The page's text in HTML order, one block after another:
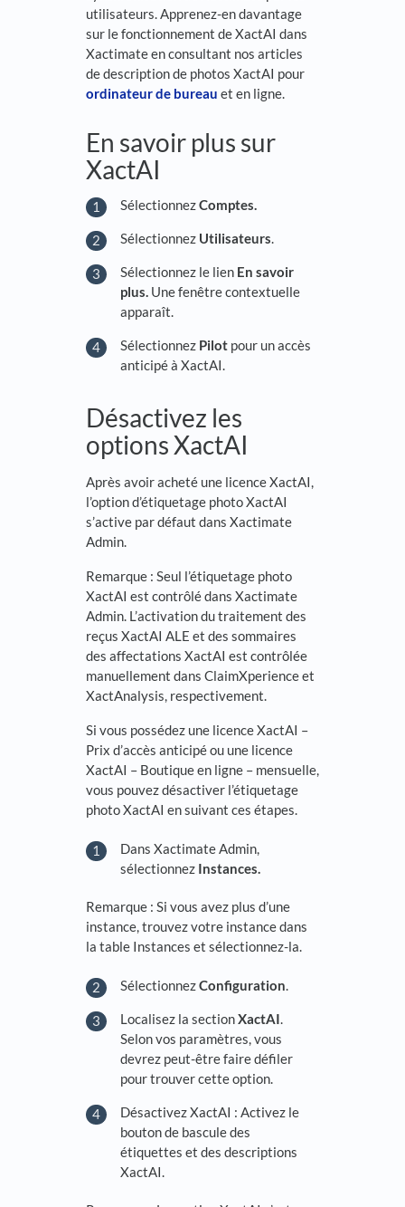
utilisateurs. Apprenez-en davantage
sur le fonctionnement de XactAI dans
Xactimate en consultant nos articles
de description de photos XactAI pour
ordinateur de bureau et en ligne.
En savoir plus sur
XactAI
SélectionnezComptes.
Sélectionnez Utilisateurs.
Sélectionnez le lien En savoir
plus. Une fenêtre contextuelle
apparaît.
Sélectionnez Pilot pour un accès
anticipé à XactAI.
Désactivez les
options XactAI
Après avoir acheté une licence XactAI,
l’option d’étiquetage photo XactAI
s’active par défaut dans Xactimate
Admin.
Remarque : Seul l’étiquetage photo
XactAI est contrôlé dans Xactimate
Admin. L’activation du traitement des
reçus XactAI ALE et des sommaires
des affectations XactAI est contrôlée
manuellement dans ClaimXperience et
XactAnalysis, respectivement.
Si vous possédez une licence XactAI –
Prix d’accès anticipé ou une licence
XactAI – Boutique en ligne – mensuelle,
vous pouvez désactiver l’étiquetage
photo XactAI en suivant ces étapes.
Dans Xactimate Admin,
sélectionnez Instances.
Remarque : Si vous avez plus d’une
instance, trouvez votre instance dans
la table Instances et sélectionnez-la.
SélectionnezConfiguration.
Localisez la sectionXactAI.
Selon vos paramètres, vous
devrez peut-être faire défiler
pour trouver cette option.
Désactivez XactAI : Activez le
bouton de bascule des
étiquettes et des descriptions
XactAI.